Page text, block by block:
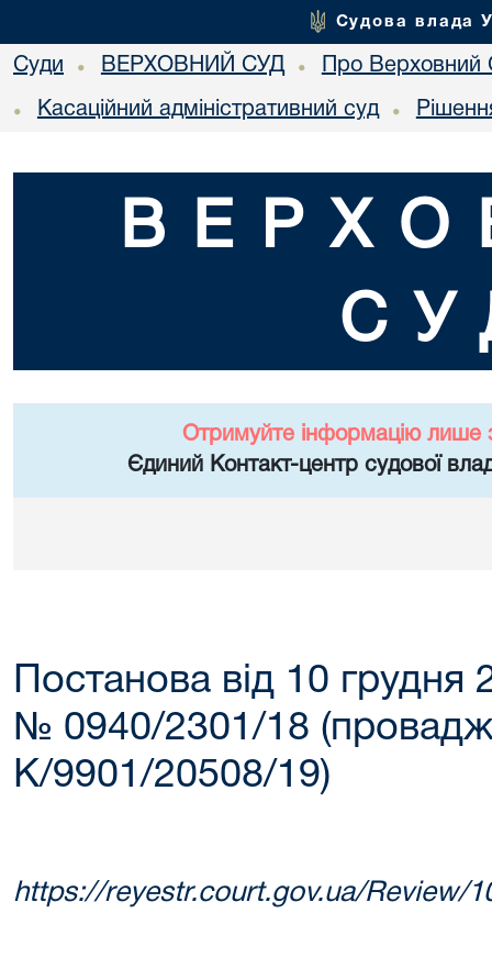
Судова влада
Суди • ВЕРХОВНИЙ СУД • Про Верховний
• Касаційний адміністративний суд •
Отримуйте інформацію лише
Єдиний Контакт-центр судової
Постанова від 10 грудня
№ 0940/2301/18
К/9901/20508/19)
https://reyestr.court.gov.ua/Review/